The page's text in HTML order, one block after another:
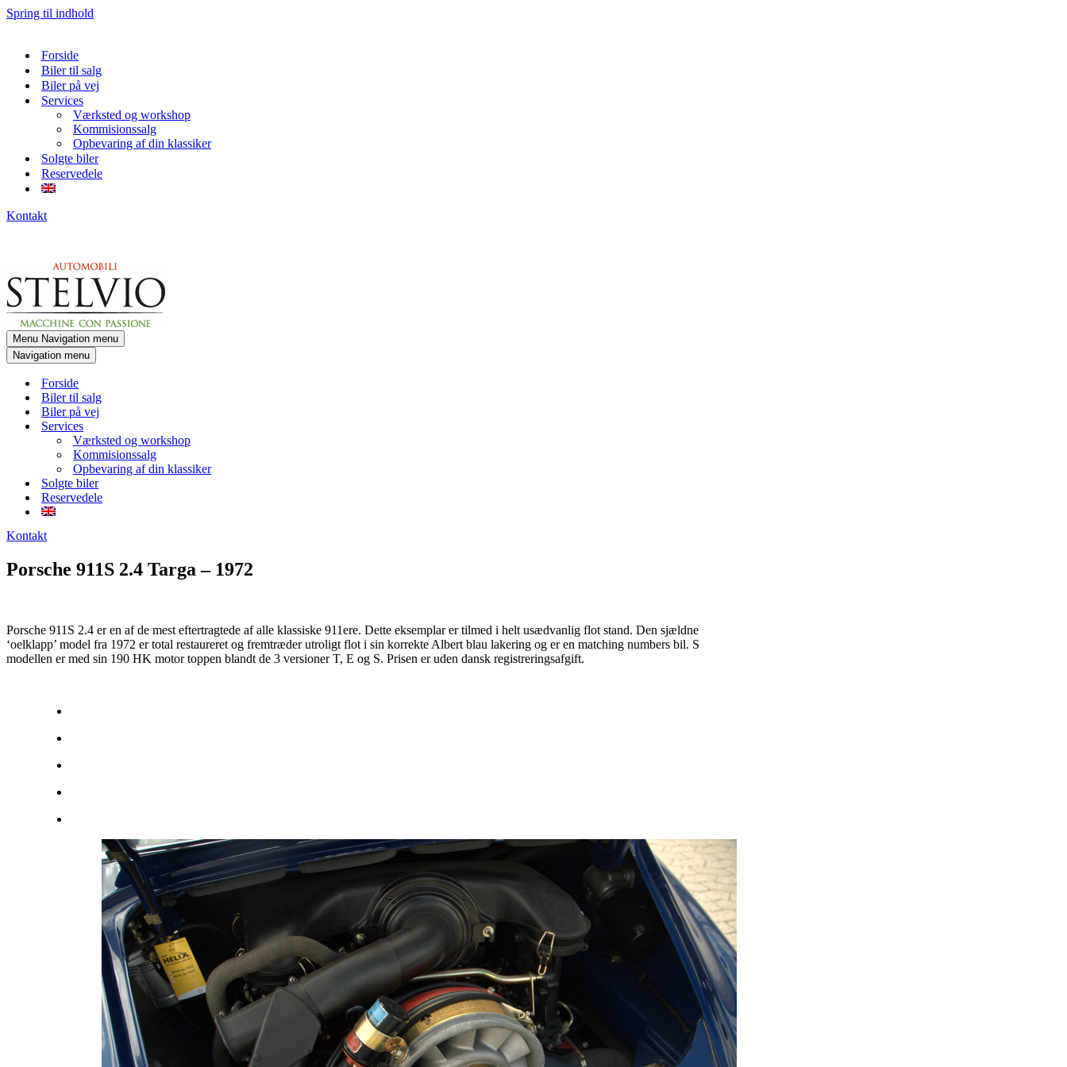
Spring til indhold
Forside
Biler til salg
Biler på vej
Services
Værksted og workshop
Kommisionssalg
Opbevaring af din klassiker
Solgte biler
Reservedele
Kontakt
Menu Navigation menu
Navigation menu
Forside
Biler til salg
Biler på vej
Services
Værksted og workshop
Kommisionssalg
Opbevaring af din klassiker
Solgte biler
Reservedele
Kontakt
Porsche 911S 2.4 Targa – 1972
Porsche 911S 2.4 er en af de mest eftertragtede af alle klassiske 911ere. Dette eksemplar er tilmed i helt usædvanlig flot stand. Den sjældne
‘oelklapp’ model fra 1972 er total restaureret og fremtræder utroligt flot i sin korrekte Albert blau lakering og er en matching numbers bil. S
modellen er med sin 190 HK motor toppen blandt de 3 versioner T, E og S. Prisen er uden dansk registreringsafgift.